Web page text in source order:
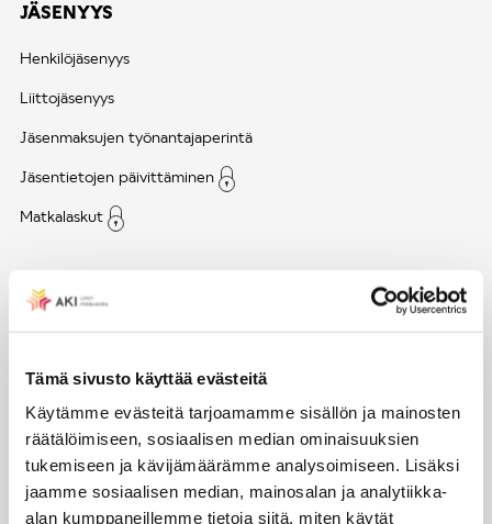
Tämä sivusto käyttää evästeitä
Käytämme evästeitä tarjoamamme sisällön ja mainosten
räätälöimiseen, sosiaalisen median ominaisuuksien
tukemiseen ja kävijämäärämme analysoimiseen. Lisäksi
jaamme sosiaalisen median, mainosalan ja analytiikka-
alan kumppaneillemme tietoja siitä, miten käytät
JÄSENYYS
Henkilöjäsenyys
Liittojäsenyys
Jäsenmaksujen työnantajaperintä
Jäsentietojen päivittäminen
Matkalaskut
AJANKOHTAISTA
Uutiset
Blogit
Crux-lehti